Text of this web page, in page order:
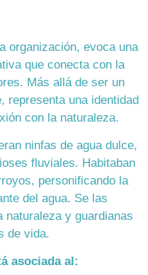
organización, evoca una
que conecta con la
Más allá de ser un
representa una identidad
con la naturaleza.
ninfas de agua dulce,
fluviales. Habitaban
personificando la
del agua. Se las
naturaleza y guardianas
de vida.
asociada al: